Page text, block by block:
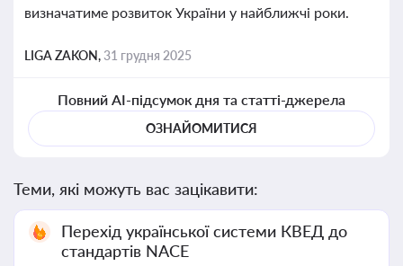
визначатиме розвиток України у найближчі роки.
LIGA ZAKON,31 грудня 2025
Повний AI-підсумок дня та статті-джерела
ОЗНАЙОМИТИСЯ
Теми, які можуть вас зацікавити:
Перехід української системи КВЕД до
стандартів NACE